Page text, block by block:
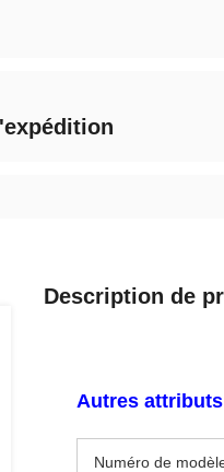
Description de
Autres attributs
Numéro de